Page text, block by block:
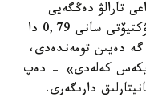
تارالۋ دەڭگەيى
سوڭعى 7 كۇندە تومەندەۋدە - رەپرودۋكتيۆتى سانى 0,79 دا
تۇراقتانعان جاعدايدا 64,7 دەن 39,8 گە دەيىن تومەندەدى،
كەلەدى» - دەپ
دارىگەرى.